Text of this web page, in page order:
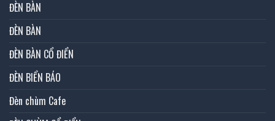
ĐÈN BÀN
ĐÈN BÀN
ĐÈN BÀN CỔ ĐIỂN
ĐÈN BIỂN BÁO
Đèn chùm Cafe